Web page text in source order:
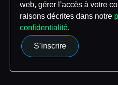
web, gérer l’accès à votre
raisons décrites dans notre
confidentialité.
S’inscrire